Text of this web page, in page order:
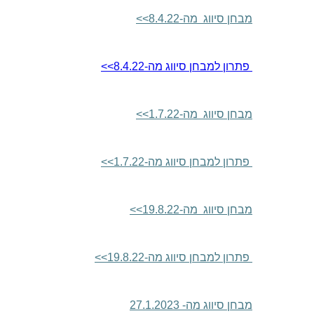
מבחן סיווג מה-8.4.22 >>
פתרון למבחן סיווג מה-8.4.22 >>
מבחן סיווג מה-1.7.22 >>
פתרון למבחן סיווג מה-1.7.22 >>
מבחן סיווג מה-19.8.22 >>
פתרון למבחן סיווג מה-19.8.22 >>
מבחן סיווג מה- 27.1.2023